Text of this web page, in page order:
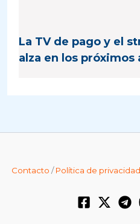
La TV de pago y el
alza en los próximos
Contacto /Política de